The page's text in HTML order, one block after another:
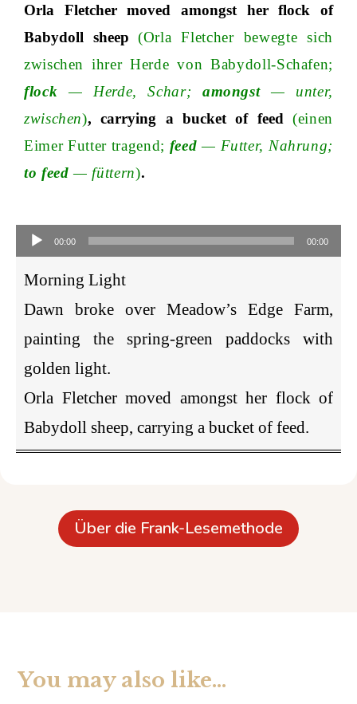
Orla Fletcher moved amongst her flock of
Babydoll sheep(Orla Fletcher bewegte sich
zwischen ihrer Herde von Babydoll-Schafen;
flock — Herde, Schar; amongst— unter,
zwischen), carrying a bucket of feed(einen
Eimer Futter tragend; feed — Futter, Nahrung;
to feed — füttern).
Player00:00 00:00
Morning Light
Dawn broke over Meadow’s Edge Farm,
painting the spring-green paddocks with
golden light.
Orla Fletcher moved amongst her flock of
Babydoll sheep, carrying a bucket of feed.
Über die Frank-Lesemethode
You may also like…